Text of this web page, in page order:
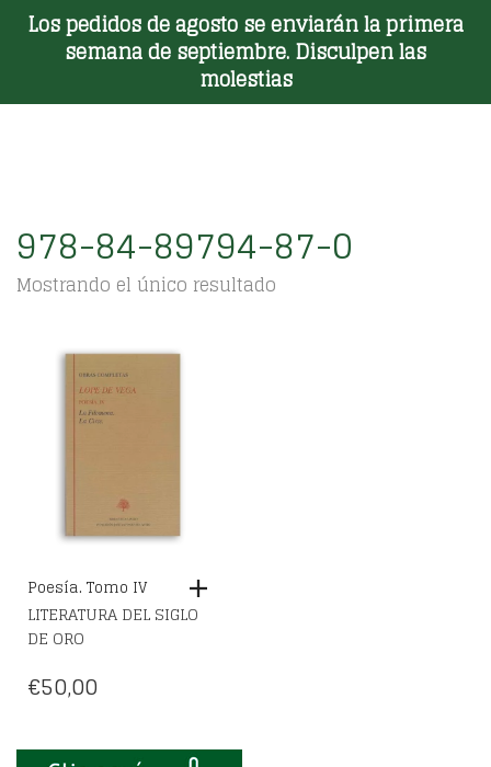
Los pedidos de agosto se enviarán la primera
semana de septiembre. Disculpen las
molestias
Toggle Menu
978-84-89794-87-0
Mostrando el único resultado
Poesía. Tomo IV
LITERATURA DEL SIGLO
DE ORO
€50,00